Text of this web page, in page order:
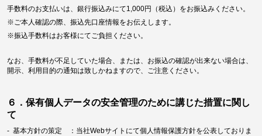
手数料のお支払いは、銀行振込みにて1,000円（税込）をお振込みください。
※ご本人確認の際、振込先口座情報をお伝えします。
※振込手数料はお客様にてご負担ください。
なお、手数料が不足していた場合、または、お振込の確認が出来ない場合は、
開示、利用目的の通知は致しかねますので、ご注意ください。
６．保有個人データの安全管理のために講じた措置に関し
て
- 基本方針の策定 ：当社Webサイトにて個人情報保護方針を公表しておりま